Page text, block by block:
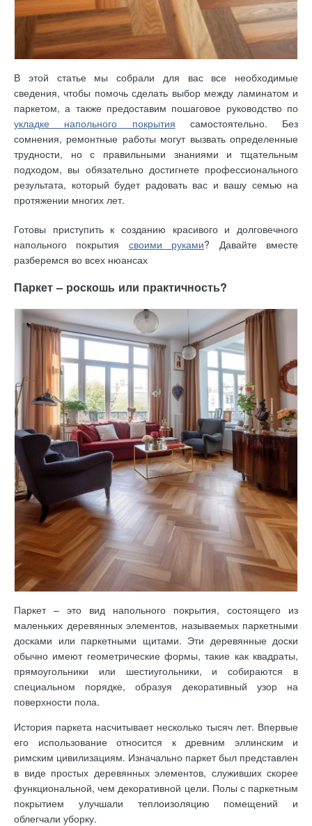
В этой статье мы собрали для вас все необходимые
сведения, чтобы помочь сделать выбор между ламинатом и
паркетом, а также предоставим пошаговое руководство по
укладке напольного покрытия самостоятельно. Без
сомнения, ремонтные работы могут вызвать определенные
трудности, но с правильными знаниями и тщательным
подходом, вы обязательно достигнете профессионального
результата, который будет радовать вас и вашу семью на
протяжении многих лет.
Готовы приступить к созданию красивого и долговечного
напольного покрытия своими руками? Давайте вместе
разберемся во всех нюансах
Паркет – роскошь или практичность?
Паркет – это вид напольного покрытия, состоящего из
маленьких деревянных элементов, называемых паркетными
досками или паркетными щитами. Эти деревянные доски
обычно имеют геометрические формы, такие как квадраты,
прямоугольники или шестиугольники, и собираются в
специальном порядке, образуя декоративный узор на
поверхности пола.
История паркета насчитывает несколько тысяч лет. Впервые
его использование относится к древним эллинским и
римским цивилизациям. Изначально паркет был представлен
в виде простых деревянных элементов, служивших скорее
функциональной, чем декоративной цели. Полы с паркетным
покрытием улучшали теплоизоляцию помещений и
облегчали уборку.